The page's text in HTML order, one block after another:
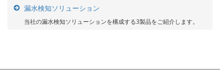
漏水検知ソリューション
当社の漏水検知ソリューションを構成する3製品をご紹介します。